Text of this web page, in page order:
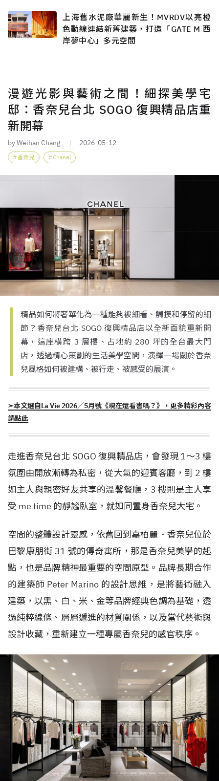
上海舊水泥廠華麗新生！MVRDV以亮橙
色動線連結新舊建築，打造「GATE M 西
岸夢中心」多元空間
漫遊光影與藝術之間！細探美學宅
邸：香奈兒台北 SOGO 復興精品店重
新開幕
by Weihan Chang 2026-05-12
香奈兒 Chanel
精品如何將奢華化為一種能夠被細看、觸摸和停留的細
節？香奈兒台北 SOGO 復興精品店以全新面貌重新開
幕，這座橫跨 3 層樓、占地約 280 坪的全台最大門
店，透過精心策劃的生活美學空間，演繹一場關於香奈
兒風格如何被建構、被行走、被感受的展演。
➣本文選自La Vie 2026／5月號《現在還看書嗎？》，更多精彩內容
請點此
走進香奈兒台北 SOGO 復興精品店，會發現 1～3 樓
氛圍由開放漸轉為私密，從大氣的迎賓客廳，到 2 樓
如主人與親密好友共享的溫馨餐廳，3 樓則是主人享
受 me time 的靜謐臥室，就如同置身香奈兒大宅。
空間的整體設計靈感，依舊回到嘉柏麗．香奈兒位於
巴黎康朋街 31 號的傳奇寓所，那是香奈兒美學的起
點，也是品牌精神最重要的空間原型。品牌長期合作
的建築師 Peter Marino 的設計思維，是將藝術融入
建築，以黑、白、米、金等品牌經典色調為基礎，透
過純粹線條、層層遞進的材質關係，以及當代藝術與
設計收藏，重新建立一種專屬香奈兒的感官秩序。